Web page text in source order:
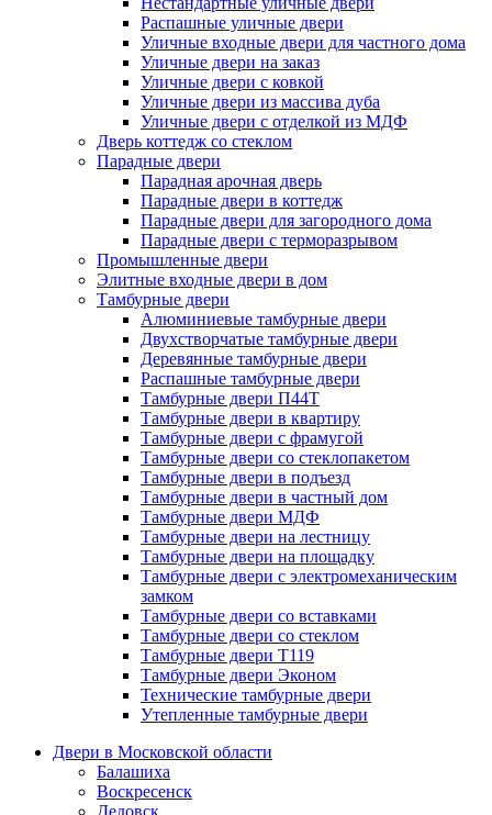
Распашные уличные двери
Уличные входные двери для частного дома
Уличные двери на заказ
Уличные двери с ковкой
Уличные двери из массива дуба
Уличные двери с отделкой из МДФ
Дверь коттедж со стеклом
Парадные двери
Парадная арочная дверь
Парадные двери в коттедж
Парадные двери для загородного дома
Парадные двери с терморазрывом
Промышленные двери
Элитные входные двери в дом
Тамбурные двери
Алюминиевые тамбурные двери
Двухстворчатые тамбурные двери
Деревянные тамбурные двери
Распашные тамбурные двери
Тамбурные двери П44Т
Тамбурные двери в квартиру
Тамбурные двери с фрамугой
Тамбурные двери со стеклопакетом
Тамбурные двери в подъезд
Тамбурные двери в частный дом
Тамбурные двери МДФ
Тамбурные двери на лестницу
Тамбурные двери на площадку
Тамбурные двери с электромеханическим
замком
Тамбурные двери со вставками
Тамбурные двери со стеклом
Тамбурные двери Т119
Тамбурные двери Эконом
Технические тамбурные двери
Утепленные тамбурные двери
Двери в Московской области
Балашиха
Воскресенск
Дедовск